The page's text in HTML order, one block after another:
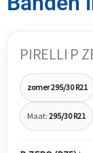
PIRELLI P
zomer 295/30 R21
Maat: 295/30 R21